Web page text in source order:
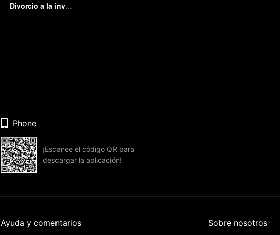
Divorcio a la inversa (Ver. Coreana)
Phone
¡Escanee el código QR para
descargar la aplicación!
Ayuda y comentarios Sobre nosotros